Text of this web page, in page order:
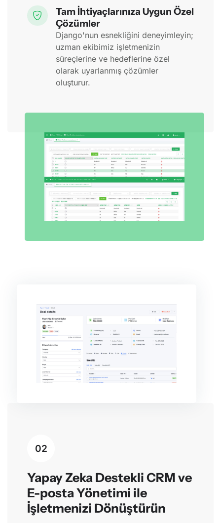
Tam İhtiyaçlarınıza Uygun Özel
Çözümler
Django'nun esnekliğini deneyimleyin;
uzman ekibimiz işletmenizin
süreçlerine ve hedeflerine özel
olarak uyarlanmış çözümler
oluşturur.
02
Yapay Zeka Destekli CRM ve
E-posta Yönetimi ile
İşletmenizi Dönüştürün